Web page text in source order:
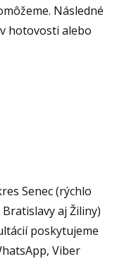
Následné
hotovosti alebo
Senec (rýchlo
aj Žiliny)
poskytujeme
Viber